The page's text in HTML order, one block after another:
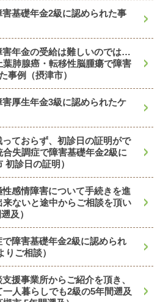
害基礎年金2級に認められた事
害年金の受給は難しいのでは…
肺腺癌・転移性脳腫瘍で障害
事例（摂津市）
害厚生年金3級に認められたケ
っておらず、初診日の証明がで
失調症で障害基礎年金2級に
診日の証明）
性感情障害について手続きを進
ないと途中からご相談を頂い
及）
で障害基礎年金2級に認められ
ご相談）
援事業所からご紹介を頂き、
人暮らしでも2級の5年間遡及